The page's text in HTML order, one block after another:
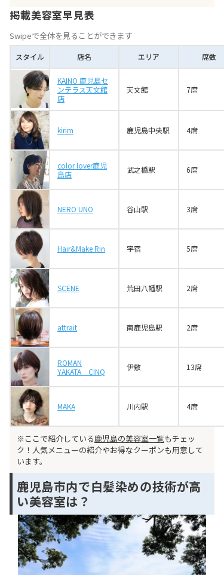
掲載美容室早見表
Swipeで全体を見ることができます
スタイル 店名 エリア 席数
KAINO 鹿児島セ
ンテラス天文館
店
天文館 7席
kirim 鹿児島中央駅 4席
color lover鹿児
島店
武之橋駅 6席
NERO UNO 谷山駅 3席
Hair&Make Rin 宇宿 5席
SCENE 荒田八幡駅 2席
attrait 南鹿児島駅 2席
ROMAN
YAKATA CINQ
伊敷 13席
MAKA 川内駅 4席
※ここで紹介している鹿児島の美容室一覧もチェッ
ク！人気メニューの紹介やお得なクーポンも用意して
います。
鹿児島市内で白髪染めの技術が高
い美容室は？